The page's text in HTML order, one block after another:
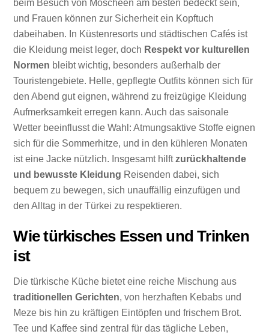
beim Besuch von Moscheen am besten bedeckt sein,
und Frauen können zur Sicherheit ein Kopftuch
dabeihaben. In Küstenresorts und städtischen Cafés ist
die Kleidung meist leger, doch Respekt vor kulturellen
Normen bleibt wichtig, besonders außerhalb der
Touristengebiete. Helle, gepflegte Outfits können sich für
den Abend gut eignen, während zu freizügige Kleidung
Aufmerksamkeit erregen kann. Auch das saisonale
Wetter beeinflusst die Wahl: Atmungsaktive Stoffe eignen
sich für die Sommerhitze, und in den kühleren Monaten
ist eine Jacke nützlich. Insgesamt hilftzurückhaltende
und bewusste Kleidung Reisenden dabei, sich
bequem zu bewegen, sich unauffällig einzufügen und
den Alltag in der Türkei zu respektieren.
Wie türkisches Essen und Trinken
ist
Die türkische Küche bietet eine reiche Mischung aus
traditionellen Gerichten, von herzhaften Kebabs und
Meze bis hin zu kräftigen Eintöpfen und frischem Brot.
Tee und Kaffee sind zentral für das tägliche Leben,